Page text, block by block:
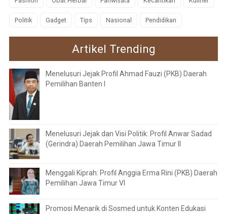
Politik Gadget Tips Nasional Pendidikan
Artikel Trending
Menelusuri Jejak Profil Ahmad Fauzi (PKB) Daerah
Pemilihan Banten I
Menelusuri Jejak dan Visi Politik: Profil Anwar Sadad
(Gerindra) Daerah Pemilihan Jawa Timur II
Menggali Kiprah: Profil Anggia Erma Rini (PKB) Daerah
Pemilihan Jawa Timur VI
Promosi Menarik di Sosmed untuk Konten Edukasi